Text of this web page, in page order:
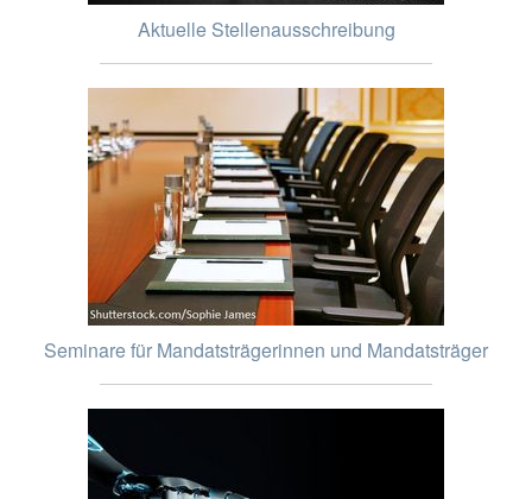
Aktuelle Stellenausschreibung
Seminare für Mandatsträgerinnen und Mandatsträger